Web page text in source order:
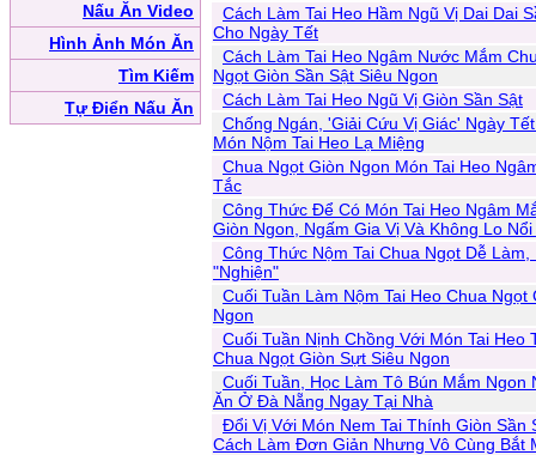
Nấu Ăn Video
Hình Ảnh Món Ăn
Tìm Kiếm
Tự Điển Nấu Ăn
Cách Làm Tai Heo Hầm Ngũ Vị Dai Dai
Cho Ngày Tết
Cách Làm Tai Heo Ngâm Nước Mắm
Ngọt Giòn Sần Sật Siêu Ngon
Cách Làm Tai Heo Ngũ Vị Giòn Sần Sật
Chống Ngán, 'Giải Cứu Vị Giác' Ngày
Món Nộm Tai Heo Lạ Miệng
Chua Ngọt Giòn Ngon Món Tai Heo
Tắc
Công Thức Để Có Món Tai Heo Ngâm
Giòn Ngon, Ngấm Gia Vị Và Không Lo
Công Thức Nộm Tai Chua Ngọt Dễ Làm,
"Nghiện"
Cuối Tuần Làm Nộm Tai Heo Chua Ngọt
Ngon
Cuối Tuần Nịnh Chồng Với Món Tai Heo
Chua Ngọt Giòn Sựt Siêu Ngon
Cuối Tuần, Học Làm Tô Bún Mắm Ngon
Ăn Ở Đà Nẵng Ngay Tại Nhà
Đổi Vị Với Món Nem Tai Thính Giòn Sần
Cách Làm Đơn Giản Nhưng Vô Cùng Bắt